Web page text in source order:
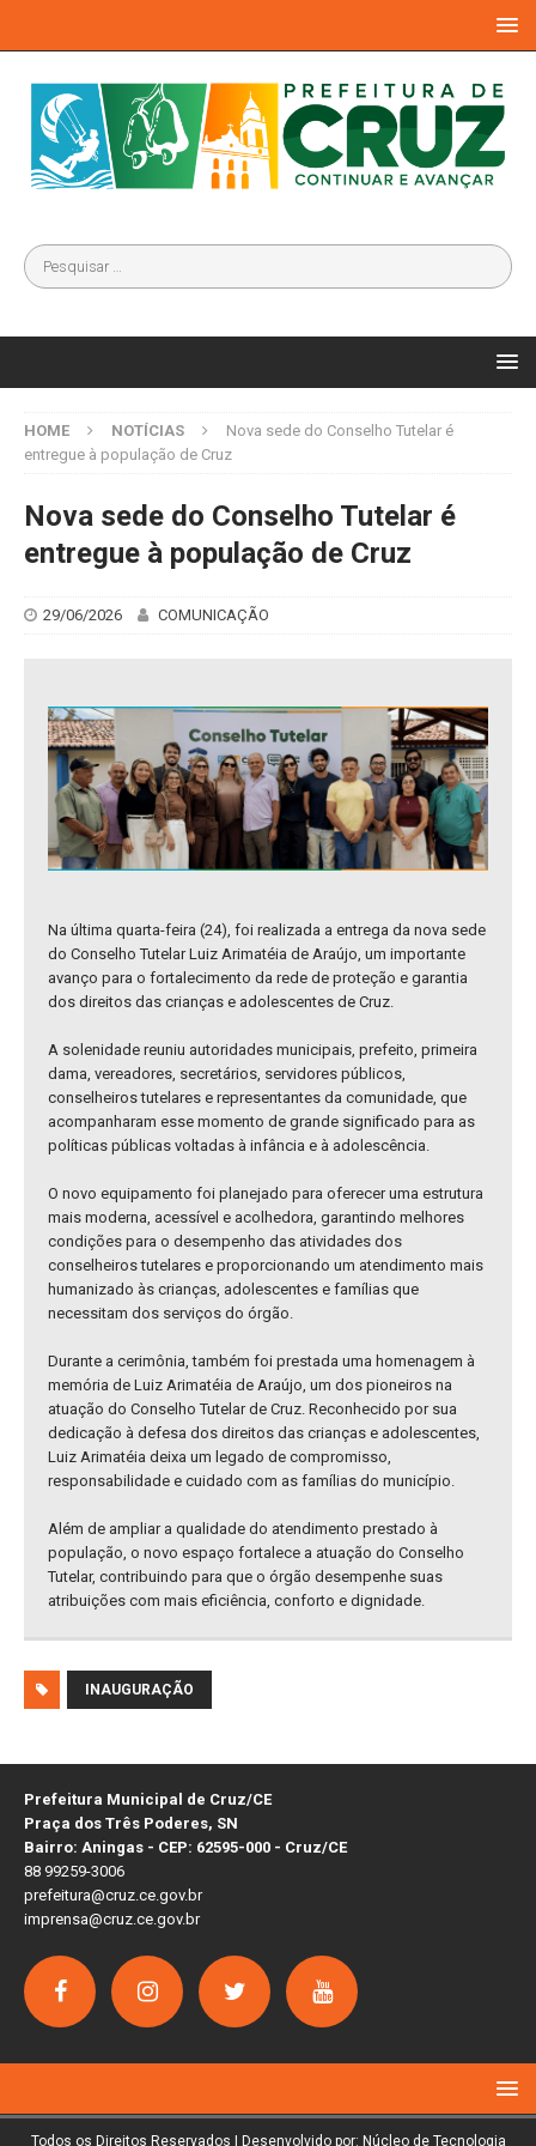
HOME NOTÍCIAS
Nova sede do Conselho Tutelar é
entregue à população de Cruz
Nova sede do Conselho Tutelar é
entregue à população de Cruz
29/06/2026 COMUNICAÇÃO
Na última quarta-feira (24), foi realizada a entrega da nova sede
do Conselho Tutelar Luiz Arimatéia de Araújo, um importante
avanço para o fortalecimento da rede de proteção e garantia
dos direitos das crianças e adolescentes de Cruz.
A solenidade reuniu autoridades municipais, prefeito, primeira
dama, vereadores, secretários, servidores públicos,
conselheiros tutelares e representantes da comunidade, que
acompanharam esse momento de grande significado para as
políticas públicas voltadas à infância e à adolescência.
O novo equipamento foi planejado para oferecer uma estrutura
mais moderna, acessível e acolhedora, garantindo melhores
condições para o desempenho das atividades dos
conselheiros tutelares e proporcionando um atendimento mais
humanizado às crianças, adolescentes e famílias que
necessitam dos serviços do órgão.
Durante a cerimônia, também foi prestada uma homenagem à
memória de Luiz Arimatéia de Araújo, um dos pioneiros na
atuação do Conselho Tutelar de Cruz. Reconhecido por sua
dedicação à defesa dos direitos das crianças e adolescentes,
Luiz Arimatéia deixa um legado de compromisso,
responsabilidade e cuidado com as famílias do município.
Além de ampliar a qualidade do atendimento prestado à
população, o novo espaço fortalece a atuação do Conselho
Tutelar, contribuindo para que o órgão desempenhe suas
atribuições com mais eficiência, conforto e dignidade.
INAUGURAÇÃO
Prefeitura Municipal de Cruz/CE
Praça dos Três Poderes, SN
Bairro: Aningas - CEP: 62595-000 - Cruz/CE
88 99259-3006
prefeitura@cruz.ce.gov.br
imprensa@cruz.ce.gov.br
Todos os Direitos Reservados | Desenvolvido por: Núcleo de Tecnologia